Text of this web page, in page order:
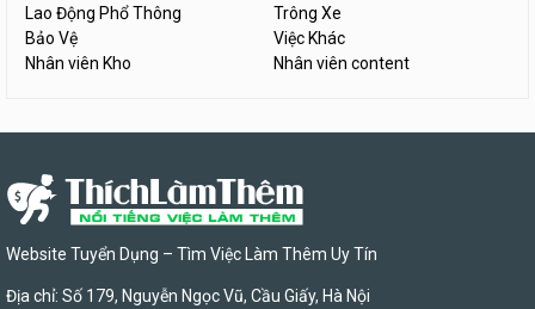
Lao Động Phổ Thông
Trông Xe
Bảo Vệ
Việc Khác
Nhân viên Kho
Nhân viên content
Website Tuyển Dụng – Tìm Việc Làm Thêm Uy Tín
Địa chỉ: Số 179, Nguyễn Ngọc Vũ, Cầu Giấy, Hà Nội